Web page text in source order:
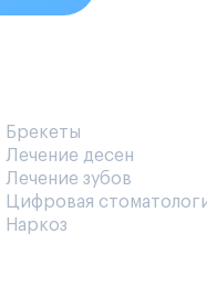
Брекеты
Лечение десен
Лечение зубов
Цифровая
Наркоз